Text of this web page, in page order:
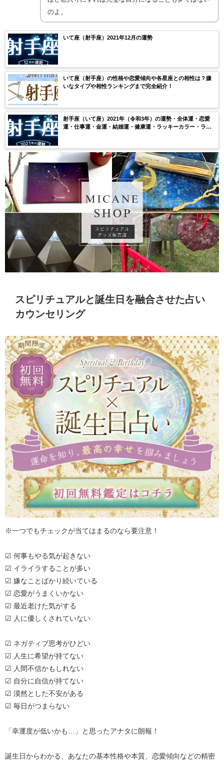
のよ。
いて座（射手座）2021年12月の運勢
いて座（射手座）の性格や恋愛傾向や各星座との相性は？嫌
いなタイプや相性ランキングまで完全紹介！
射手座（いて座）2021年（令和3年）の運勢・全体運・恋愛
運・仕事運・金運・結婚運・健康運・ラッキーカラー・ラッ
スピリチュアルと誕生日を融合させた占い
カウンセリング
※一つでもチェックが当てはまるのなら要注意！
☑ 何事もやる気が起きない
☑ イライラすることが多い
☑ 嫌なことばかり続いている
☑ 恋愛がうまくいかない
☑ 最近老けた気がする
☑ 人に優しくされていない
☑ ネガティブ思考がひどい
☑ 人生に希望が持てない
☑ 人間不信かもしれない
☑ 自分に自信が持てない
☑ 漠然とした不安がある
☑ 毎日がつまらない
「幸運度が低いかも…」と思ったアナタに朗報！
誕生日からわかる、あなたの基本性格や本質、恋愛傾向などの精密